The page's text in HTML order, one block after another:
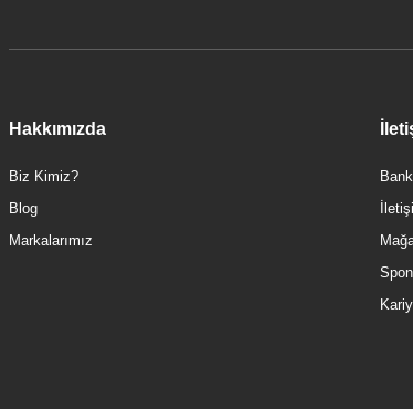
Hakkımızda
Biz Kimiz?
Blog
Markalarımız